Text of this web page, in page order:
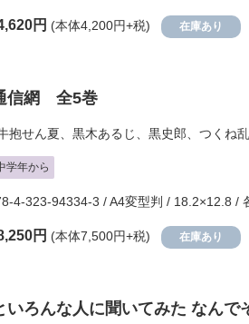
円 (本体4,200円+税) 在庫あり
信網 全5巻
抱せん夏 黒木あるじ 黒史郎 つくね
学年から
4-323-94334-3 / A4変型判 / 18.2×12.8 /
円 (本体7,500円+税) 在庫あり
いろんな人に聞いてみた なん